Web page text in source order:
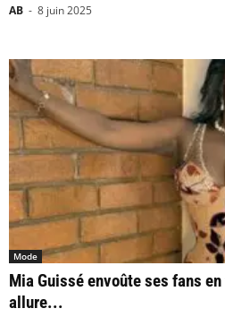
AB - 8 juin 2025
Mode
Mia Guissé envoûte ses fans
allure...